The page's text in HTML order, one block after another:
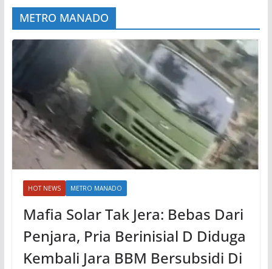
METRO MANADO
HOT NEWS METRO MANADO
Mafia Solar Tak Jera: Bebas Dari
Penjara, Pria Berinisial D Diduga
Kembali Jara BBM Bersubsidi Di